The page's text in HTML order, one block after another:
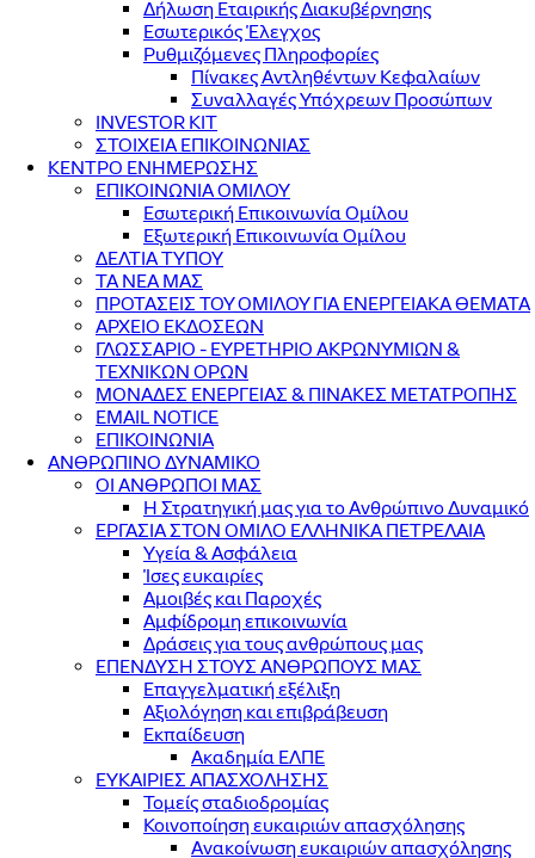
Δήλωση Εταιρικής Διακυβέρνησης
Εσωτερικός Έλεγχος
Ρυθμιζόμενες Πληροφορίες
Πίνακες Αντληθέντων Κεφαλαίων
Συναλλαγές Υπόχρεων Προσώπων
INVESTOR KIT
ΣΤΟΙΧΕΙΑ ΕΠΙΚΟΙΝΩΝΙΑΣ
ΚΕΝΤΡΟ ΕΝΗΜΕΡΩΣΗΣ
ΕΠΙΚΟΙΝΩΝΙΑ ΟΜΙΛΟΥ
Εσωτερική Επικοινωνία Ομίλου
Εξωτερική Επικοινωνία Ομίλου
ΔΕΛΤΙΑ ΤΥΠΟΥ
ΤΑ ΝΕΑ ΜΑΣ
ΠΡΟΤΑΣΕΙΣ ΤΟΥ ΟΜΙΛΟΥ ΓΙΑ ΕΝΕΡΓΕΙΑΚΑ ΘΕΜΑΤΑ
ΑΡΧΕΙΟ ΕΚΔΟΣΕΩΝ
ΓΛΩΣΣΑΡΙΟ - ΕΥΡΕΤΗΡΙΟ ΑΚΡΩΝΥΜΙΩΝ &
ΤΕΧΝΙΚΩΝ ΟΡΩΝ
ΜΟΝΑΔΕΣ ΕΝΕΡΓΕΙΑΣ & ΠΙΝΑΚΕΣ ΜΕΤΑΤΡΟΠΗΣ
EMAIL NOTICE
ΕΠΙΚΟΙΝΩΝΙΑ
ΑΝΘΡΩΠΙΝΟ ΔΥΝΑΜΙΚΟ
ΟΙ ΑΝΘΡΩΠΟΙ ΜΑΣ
Η Στρατηγική μας για το Ανθρώπινο Δυναμικό
ΕΡΓΑΣΙΑ ΣΤΟΝ ΟΜΙΛΟ ΕΛΛΗΝΙΚΑ ΠΕΤΡΕΛΑΙΑ
Υγεία & Ασφάλεια
Ίσες ευκαιρίες
Αμοιβές και Παροχές
Αμφίδρομη επικοινωνία
Δράσεις για τους ανθρώπους μας
ΕΠΕΝΔΥΣΗ ΣΤΟΥΣ ΑΝΘΡΩΠΟΥΣ ΜΑΣ
Επαγγελματική εξέλιξη
Αξιολόγηση και επιβράβευση
Εκπαίδευση
Ακαδημία ΕΛΠΕ
ΕΥΚΑΙΡΙΕΣ ΑΠΑΣΧΟΛΗΣΗΣ
Τομείς σταδιοδρομίας
Κοινοποίηση ευκαιριών απασχόλησης
Ανακοίνωση ευκαιριών απασχόλησης